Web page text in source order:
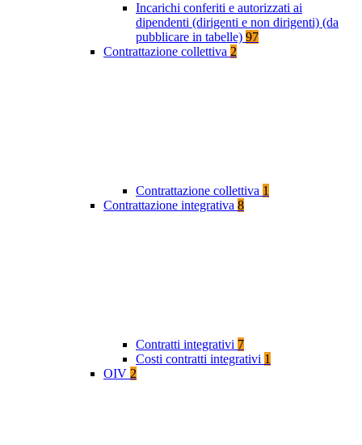
Incarichi conferiti e autorizzati ai
dipendenti (dirigenti e non dirigenti) (da
pubblicare in tabelle) 97
Contrattazione collettiva 2
Contrattazione collettiva 1
Contrattazione integrativa 8
Contratti integrativi 7
Costi contratti integrativi 1
OIV 2